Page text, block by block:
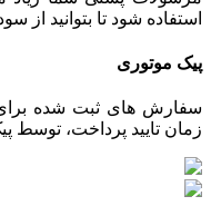
استفاده شود تا بتوانید از
پیک موتوری
زمان تایید پرداخت، توسط